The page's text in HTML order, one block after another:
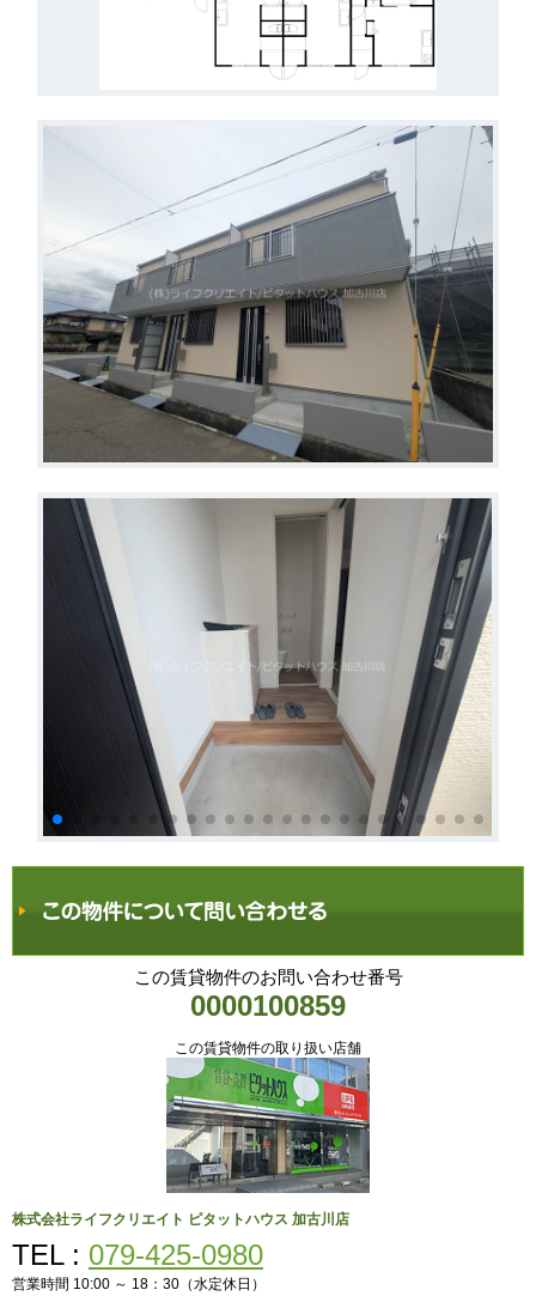
この賃貸物件のお問い合わせ番号
0000100859
この賃貸物件の取り扱い店舗
株式会社ライフクリエイト ピタットハウス 加古川店
TEL : 079-425-0980
営業時間 10:00 ～ 18：30（水定休日）